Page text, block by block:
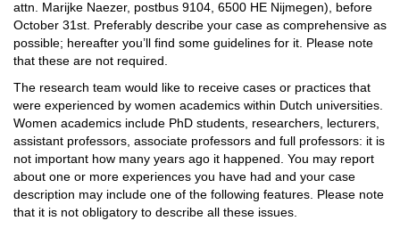
attn. Marijke Naezer, postbus 9104, 6500 HE Nijmegen), before
October 31st. Preferably describe your case as comprehensive as
possible; hereafter you’ll find some guidelines for it. Please note
that these are not required.
The research team would like to receive cases or practices that
were experienced by women academics within Dutch universities.
Women academics include PhD students, researchers, lecturers,
assistant professors, associate professors and full professors: it is
not important how many years ago it happened. You may report
about one or more experiences you have had and your case
description may include one of the following features. Please note
that it is not obligatory to describe all these issues.